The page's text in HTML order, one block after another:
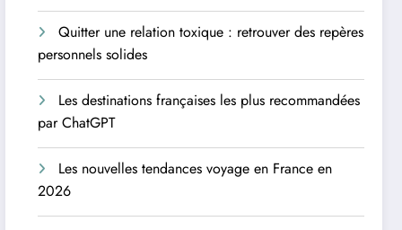
Quitter une relation toxique : retrouver des repères
personnels solides
Les destinations françaises les plus recommandées
par ChatGPT
Les nouvelles tendances voyage en France en
2026